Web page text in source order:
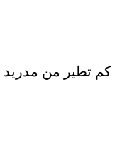
كم تطير من